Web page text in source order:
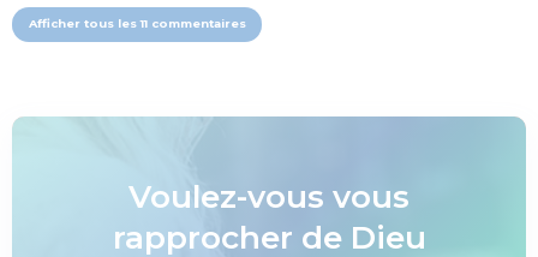
Afficher tous les 11 commentaires
Voulez-vous vous
rapprocher de Dieu